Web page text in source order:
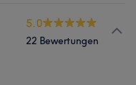
5.0
22 Bewertungen